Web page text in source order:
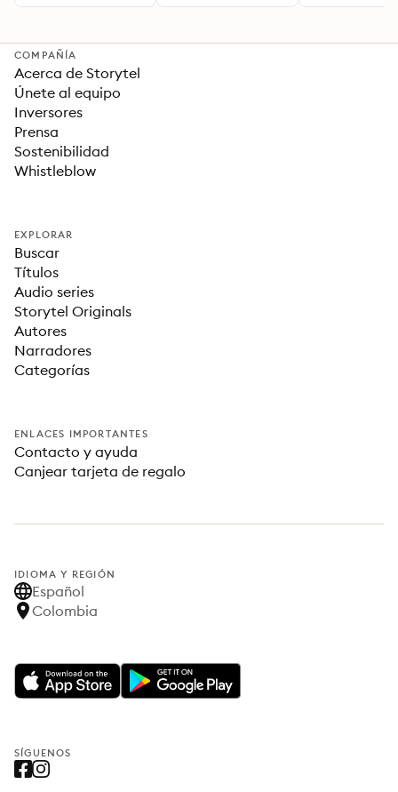
COMPAÑÍA
Acerca de Storytel
Únete al equipo
Inversores
Prensa
Sostenibilidad
Whistleblow
EXPLORAR
Buscar
Títulos
Audio series
Storytel Originals
Autores
Narradores
Categorías
ENLACES IMPORTANTES
Contacto y ayuda
Canjear tarjeta de regalo
IDIOMA Y REGIÓN
Español
Colombia
SÍGUENOS